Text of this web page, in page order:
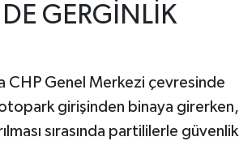
GERGİNLİK
CHP Genel Merkezi çevresinde
girişinden binaya girerken,
sırasında partililerle güvenlik